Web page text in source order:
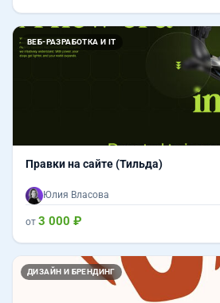
ВЕБ-РАЗРАБОТКА И IT
Правки на сайте (Тильда)
Юлия Власова
от 3 000 ₽
ДИЗАЙН И БРЕНДИНГ